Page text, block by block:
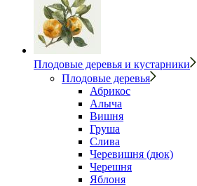
Плодовые деревья и кустарники
Плодовые деревья
Абрикос
Алыча
Вишня
Груша
Слива
Черевишня (дюк)
Черешня
Яблоня